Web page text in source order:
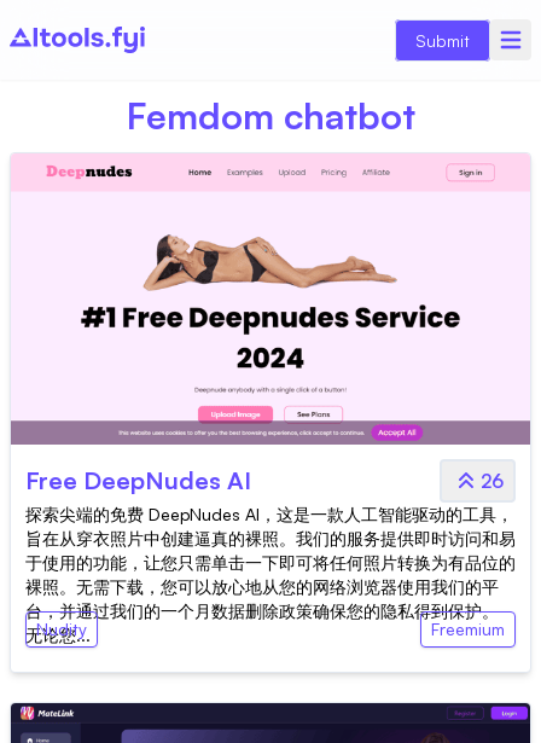
Submit
Femdom chatbot
Free DeepNudes AI 26
探索尖端的免费 DeepNudes AI，这是一款人工智能驱动的工具，
旨在从穿衣照片中创建逼真的裸照。我们的服务提供即时访问和易
于使用的功能，让您只需单击一下即可将任何照片转换为有品位的
裸照。无需下载，您可以放心地从您的网络浏览器使用我们的平
台，并通过我们的一个月数据删除政策确保您的隐私得到保护。
无论您...
Nudity Freemium